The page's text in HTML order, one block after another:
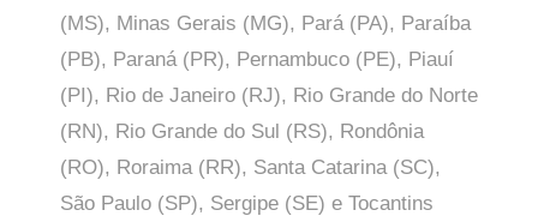
(MS), Minas Gerais (MG), Pará (PA), Paraíba
(PB), Paraná (PR), Pernambuco (PE), Piauí
(PI), Rio de Janeiro (RJ), Rio Grande do Norte
(RN), Rio Grande do Sul (RS), Rondônia
(RO), Roraima (RR), Santa Catarina (SC),
São Paulo (SP), Sergipe (SE) e Tocantins